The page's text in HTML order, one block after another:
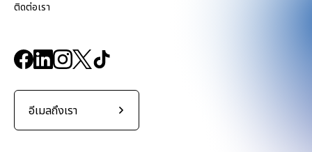
ติดต่อเรา
อีเมลถึงเรา